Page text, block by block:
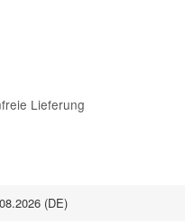
Lieferung
(DE)